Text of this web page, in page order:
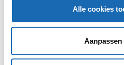
Alle cookies
Aanpassen